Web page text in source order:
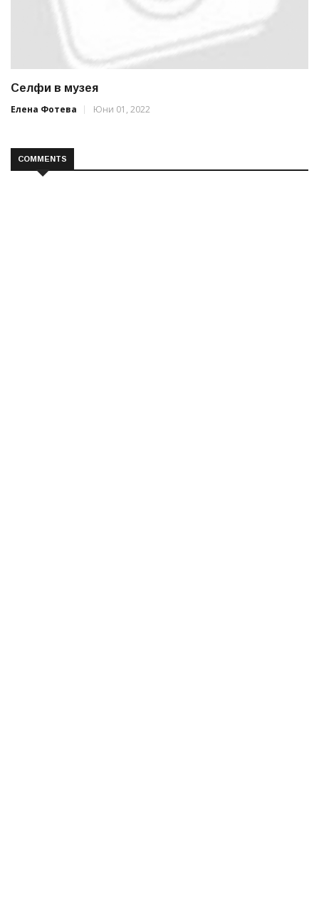
Селфи в музея
Елена Фотева
Юни 01, 2022
COMMENTS